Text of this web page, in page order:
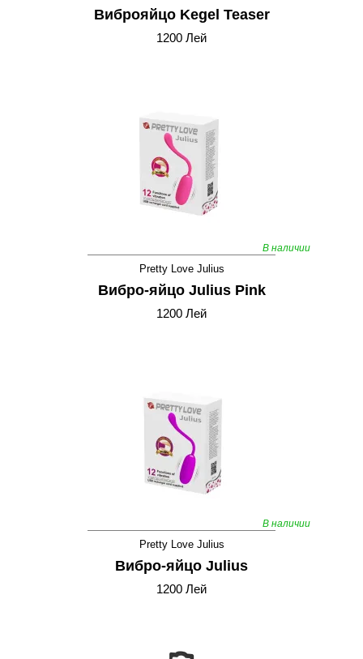
Виброяйцо Kegel Teaser
1200 Лей
В наличии
Pretty Love Julius
Вибро-яйцо Julius Pink
1200 Лей
В наличии
Pretty Love Julius
Вибро-яйцо Julius
1200 Лей